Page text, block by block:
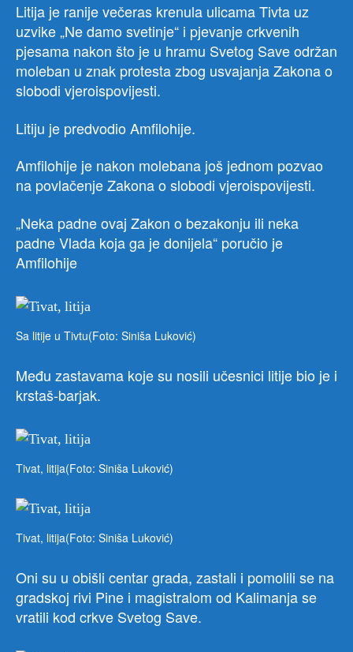
Litija je ranije večeras krenula ulicama Tivta uz
uzvike „Ne damo svetinje“ i pjevanje crkvenih
pjesama nakon što je u hramu Svetog Save održan
moleban u znak protesta zbog usvajanja Zakona o
slobodi vjeroispovijesti.
Litiju je predvodio Amfilohije.
Amfilohije je nakon molebana još jednom pozvao
na povlačenje Zakona o slobodi vjeroispovijesti.
„Neka padne ovaj Zakon o bezakonju ili neka
padne Vlada koja ga je donijela“ poručio je
Amfilohije
Sa litije u Tivtu(Foto: Siniša Luković)
Među zastavama koje su nosili učesnici litije bio je i
krstaš-barjak.
Tivat, litija(Foto: Siniša Luković)
Tivat, litija(Foto: Siniša Luković)
Oni su u obišli centar grada, zastali i pomolili se na
gradskoj rivi Pine i magistralom od Kalimanja se
vratili kod crkve Svetog Save.